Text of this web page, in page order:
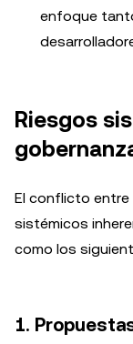
enfoque
Riesgos
El conflicto entre
sistémicos
como los
1.